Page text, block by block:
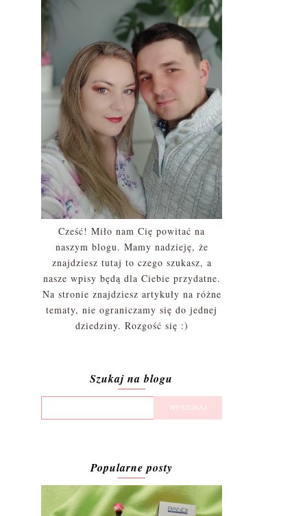
Cześć! Miło nam Cię powitać na
naszym blogu. Mamy nadzieję, że
znajdziesz tutaj to czego szukasz, a
nasze wpisy będą dla Ciebie przydatne.
Na stronie znajdziesz artykuły na różne
tematy, nie ograniczamy się do jednej
dziedziny. Rozgość się :)
Szukaj na blogu
Popularne posty